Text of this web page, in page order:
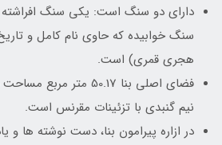
دارای دو سنگ است: یکی سنگ افراشته
هجری قمری) است.
فضای اصلی بنا 50.17 متر
نیم گنبدی با تزئینات مقرنس است.
در ازاره پیرامون بنا، دست نوشته ها و